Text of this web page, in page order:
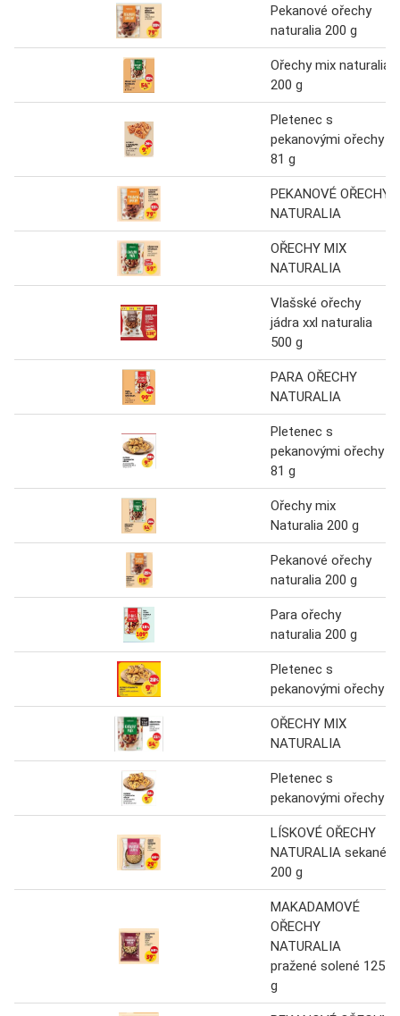
Pekanové ořechy
naturalia 200 g
Ořechy mix naturalia
200 g
Pletenec s
pekanovými ořechy
81 g
PEKANOVÉ OŘECHY
NATURALIA
OŘECHY MIX
NATURALIA
Vlašské ořechy
jádra xxl naturalia
500 g
PARA OŘECHY
NATURALIA
Pletenec s
pekanovými ořechy
81 g
Ořechy mix
Naturalia 200 g
Pekanové ořechy
naturalia 200 g
Para ořechy
naturalia 200 g
Pletenec s
pekanovými ořechy
OŘECHY MIX
NATURALIA
Pletenec s
pekanovými ořechy
LÍSKOVÉ OŘECHY
NATURALIA sekané
200 g
MAKADAMOVÉ
OŘECHY
NATURALIA
pražené solené 125
g